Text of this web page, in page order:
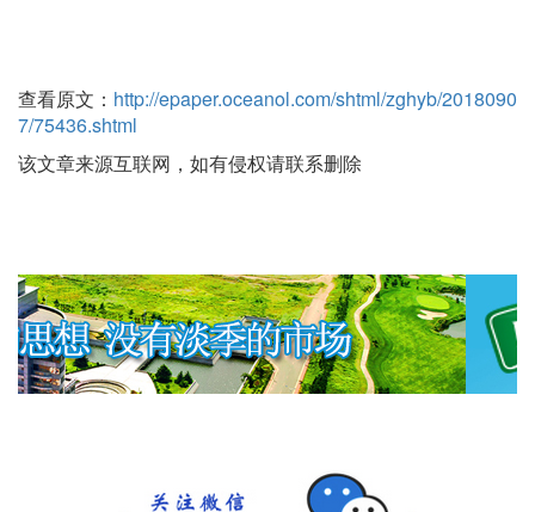
查看原文： http://epaper.oceanol.com/shtml/zghyb/2018090
7/75436.shtml
该文章来源互联网，如有侵权请联系删除